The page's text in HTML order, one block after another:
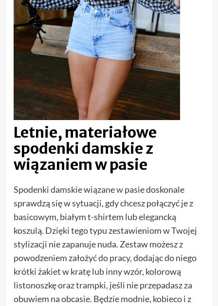
Letnie, materiałowe
spodenki damskie z
wiązaniem w pasie
Spodenki damskie wiązane w pasie doskonale
sprawdzą się w sytuacji, gdy chcesz połączyć je z
basicowym, białym t-shirtem lub elegancką
koszulą. Dzięki tego typu zestawieniom w Twojej
stylizacji nie zapanuje nuda. Zestaw możesz z
powodzeniem założyć do pracy, dodając do niego
krótki żakiet w kratę lub inny wzór, kolorową
listonoszkę oraz trampki, jeśli nie przepadasz za
obuwiem na obcasie. Będzie modnie, kobieco i z